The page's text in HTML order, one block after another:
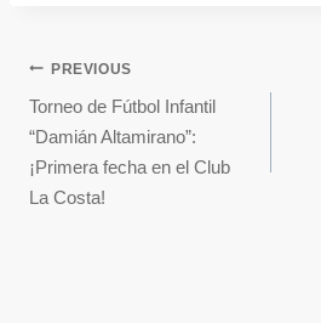
PREVIOUS
Torneo de Fútbol Infantil
“Damián Altamirano”:
¡Primera fecha en el Club
La Costa!